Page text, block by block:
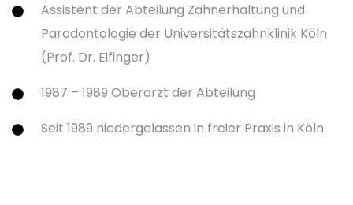
Assistent der Abteilung Zahnerhaltung und
Parodontologie der Universitätszahnklinik Köln
(Prof. Dr. Eifinger)
1987 – 1989 Oberarzt der Abteilung
Seit 1989 niedergelassen in freier Praxis in Köln